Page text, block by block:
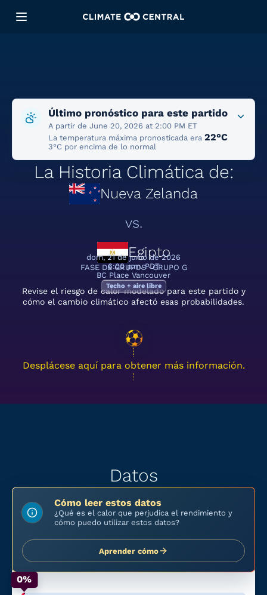
Último pronóstico para este partido
A partir de June 20, 2026 at 2:00 PM ET
La temperatura máxima pronosticada era 22°C
3°C por encima de lo normal
La Historia Climática de:
Nueva Zelanda
vs.
Egipto
FASE DE GRUPOS · GRUPO G
dom, 21 de junio de 2026
6:00 p.m. PDT
BC Place Vancouver
Techo + aire libre
Revise el riesgo de calor modelado para este partido y
cómo el cambio climático afectó esas probabilidades.
Desplácese aquí para obtener más información.
Datos
Cómo leer estos datos
¿Qué es el calor que perjudica el rendimiento y
cómo puedo utilizar estos datos?
Aprender cómo
0%